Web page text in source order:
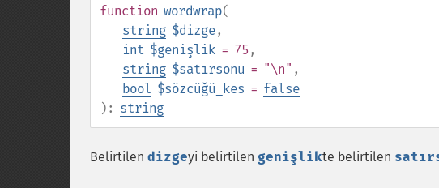
function wordwrap(
string $dizge,
int $genişlik = 75,
string $satırsonu = "\n" ,
bool $sözcüğü_kes = false
): string
Belirtilen dizgeyi belirtilen genişlikte belirtilen